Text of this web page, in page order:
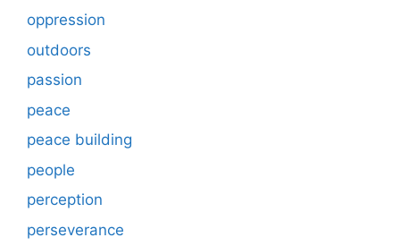
oppression
outdoors
passion
peace
peace building
people
perception
perseverance